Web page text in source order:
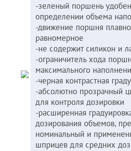
-зеленый поршень
определении объема
-движение поршня
равномерное
-не содержит силикон и
-ограничитель хода
максимального
-черная контрастная
-абсолютно прозрачный
для контроля дозировки
-расширенная
дозирования объемов,
номинальный и
шприцев для средних